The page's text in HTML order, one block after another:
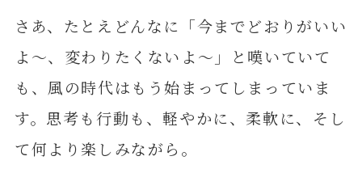
さあ、たとえどんなに「今までどおりがいい
よ～、変わりたくないよ～」と嘆いていて
も、風の時代はもう始まってしまっていま
す。思考も行動も、軽やかに、柔軟に、そし
て何より楽しみながら。